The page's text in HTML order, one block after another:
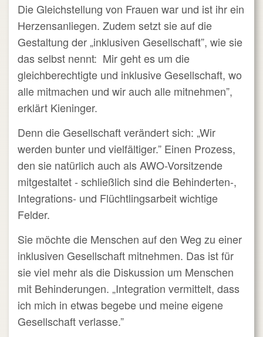
Die Gleichstellung von Frauen war und ist ihr ein
Herzensanliegen. Zudem setzt sie auf die
Gestaltung der „inklusiven Gesellschaft”, wie sie
das selbst nennt: Mir geht es um die
gleichberechtigte und inklusive Gesellschaft, wo
alle mitmachen und wir auch alle mitnehmen”,
erklärt Kieninger.
Denn die Gesellschaft verändert sich: „Wir
werden bunter und vielfältiger.” Einen Prozess,
den sie natürlich auch als AWO-Vorsitzende
mitgestaltet - schließlich sind die Behinderten-,
Integrations- und Flüchtlingsarbeit wichtige
Felder.
Sie möchte die Menschen auf den Weg zu einer
inklusiven Gesellschaft mitnehmen. Das ist für
sie viel mehr als die Diskussion um Menschen
mit Behinderungen. „Integration vermittelt, dass
ich mich in etwas begebe und meine eigene
Gesellschaft verlasse.”